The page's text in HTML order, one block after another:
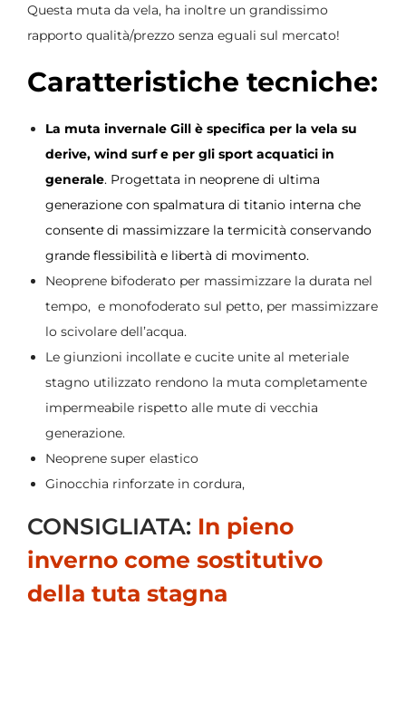
Questa muta da vela, ha inoltre un grandissimo
rapporto qualità/prezzo senza eguali sul mercato!
Caratteristiche tecniche:
La muta invernale Gill è specifica per la vela su
derive, wind surf e per gli sport acquatici in
generale. Progettata in neoprene di ultima
generazione con spalmatura di titanio interna che
consente di massimizzare la termicità conservando
grande flessibilità e libertà di movimento.
Neoprene bifoderato per massimizzare la durata nel
tempo, e monofoderato sul petto, per massimizzare
lo scivolare dell’acqua.
Le giunzioni incollate e cucite unite al meteriale
stagno utilizzato rendono la muta completamente
impermeabile rispetto alle mute di vecchia
generazione.
Neoprene super elastico
Ginocchia rinforzate in cordura,
CONSIGLIATA: In pieno
inverno come sostitutivo
della tuta stagna